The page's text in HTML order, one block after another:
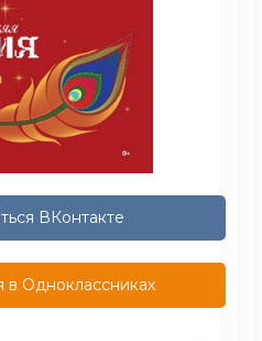
ВКонтакте
в Одноклассниках